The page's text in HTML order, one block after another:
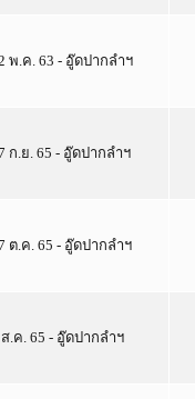
พ.ค. 63 - อู๊ดปากลำฯ
ก.ย. 65 - อู๊ดปากลำฯ
ต.ค. 65 - อู๊ดปากลำฯ
.ค. 65 - อู๊ดปากลำฯ